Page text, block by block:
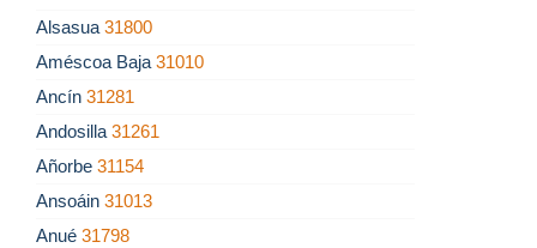
Alsasua 31800
Améscoa Baja 31010
Ancín 31281
Andosilla 31261
Añorbe 31154
Ansoáin 31013
Anué 31798